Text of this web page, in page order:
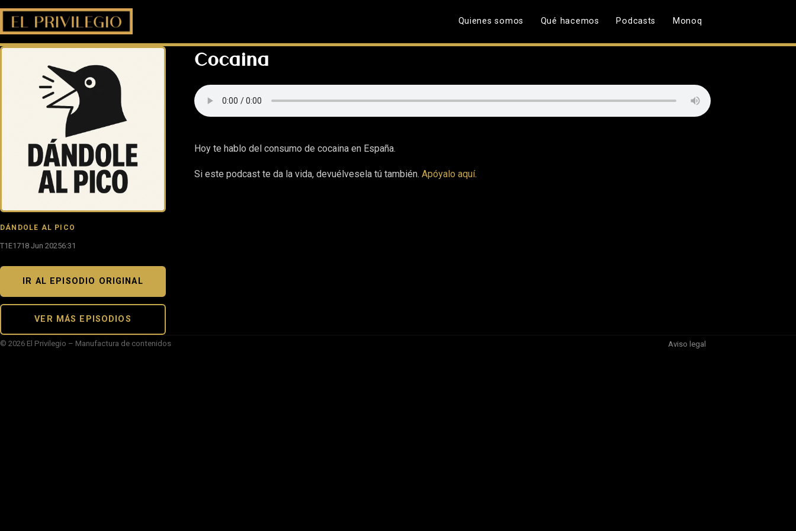
Quienes somos Qué hacemos Podcasts Monoq
DÁNDOLE AL PICO
T1E1718 Jun 20256:31
IR AL EPISODIO ORIGINAL
VER MÁS EPISODIOS
Cocaina
Hoy te hablo del consumo de cocaina en España.
Si este podcast te da la vida, devuélvesela tú también. Apóyalo aquí.
© 2026 El Privilegio – Manufactura de contenidos Aviso legal